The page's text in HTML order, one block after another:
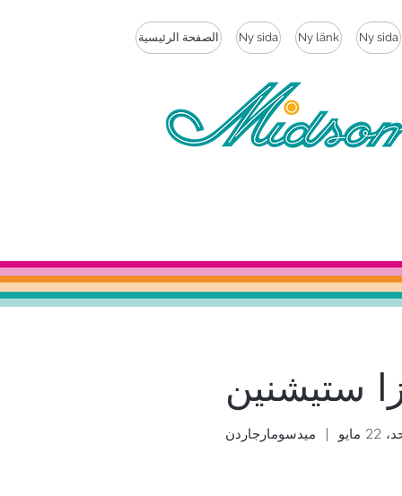
الصفحة الرئيسية Ny sida Ny länk Ny sida
ستيشنين
مايو
  |
ميدسومارجاردن